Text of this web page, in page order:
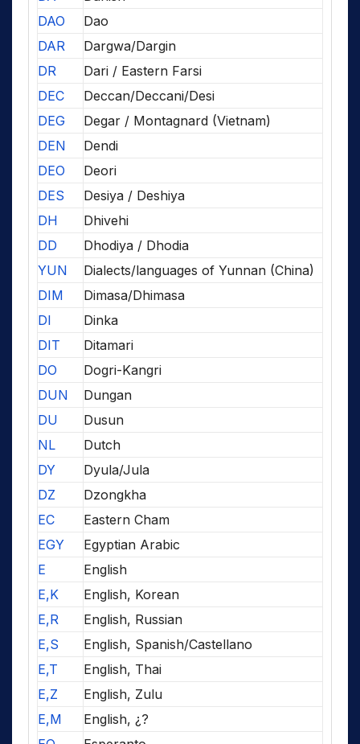
DAO
Dao
DAR
Dargwa/Dargin
DR
Dari / Eastern Farsi
DEC
Deccan/Deccani/Desi
DEG
Degar / Montagnard (Vietnam)
DEN
Dendi
DEO
Deori
DES
Desiya / Deshiya
DH
Dhivehi
DD
Dhodiya / Dhodia
YUN
Dialects/languages of Yunnan (China)
DIM
Dimasa/Dhimasa
DI
Dinka
DIT
Ditamari
DO
Dogri-Kangri
DUN
Dungan
DU
Dusun
NL
Dutch
DY
Dyula/Jula
DZ
Dzongkha
EC
Eastern Cham
EGY
Egyptian Arabic
E
English
E,K
English, Korean
E,R
English, Russian
E,S
English, Spanish/Castellano
E,T
English, Thai
E,Z
English, Zulu
E,M
English, ¿?